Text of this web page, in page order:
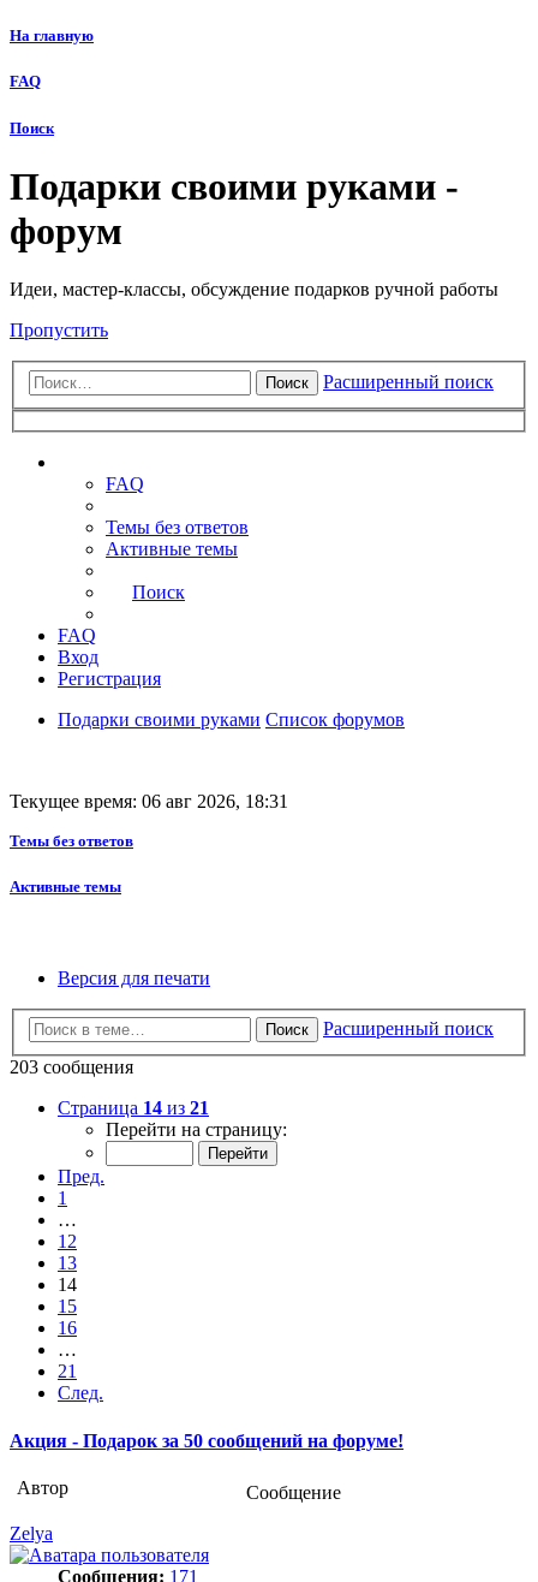
На главную
FAQ
Поиск
Подарки своими руками -
форум
Идеи, мастер-классы, обсуждение подарков ручной работы
Пропустить
Поиск Расширенный поиск
FAQ
Темы без ответов
Активные темы
Поиск
FAQ
Вход
Регистрация
Подарки своими руками Список форумов
Текущее время: 06 авг 2026, 18:31
Темы без ответов
Активные темы
Версия для печати
Поиск
Расширенный поиск
203 сообщения
Страница 14 из 21
Перейти на страницу:
Пред.
1
…
12
13
14
15
16
…
21
След.
Акция - Подарок за 50 сообщений на форуме!
Автор
Сообщение
Zelya
Сообщения: 171